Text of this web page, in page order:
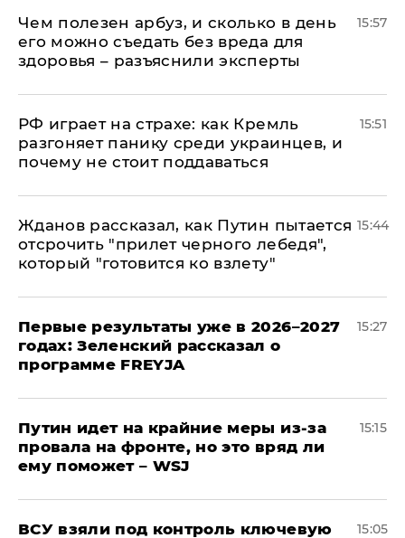
Чем полезен арбуз, и сколько в день
его можно съедать без вреда для
здоровья – разъяснили эксперты
15:57
РФ играет на страхе: как Кремль
разгоняет панику среди украинцев, и
почему не стоит поддаваться
15:51
Жданов рассказал, как Путин пытается
отсрочить "прилет черного лебедя",
который "готовится ко взлету"
15:44
Первые результаты уже в 2026–2027
годах: Зеленский рассказал о
программе FREYJA
15:27
Путин идет на крайние меры из-за
провала на фронте, но это вряд ли
ему поможет – WSJ
15:15
ВСУ взяли под контроль ключевую 15:05